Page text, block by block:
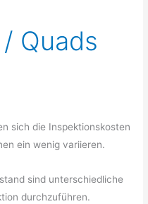
Quads
sich die Inspektionskosten
ein wenig variieren.
sind unterschiedliche
durchzuführen.